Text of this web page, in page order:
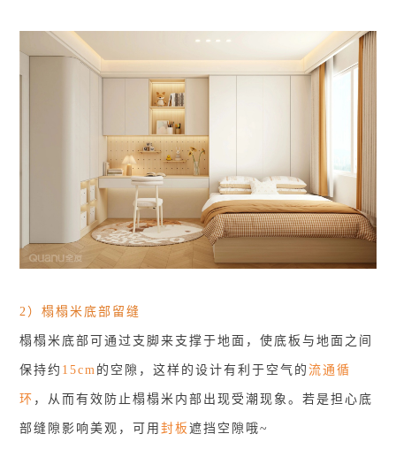
2）榻榻米底部留缝
榻榻米底部可通过支脚来支撑于地面，使底板与地面之间
保持约 15cm 的空隙，这样的设计有利于空气的流通循
环 ，从而有效防止榻榻米内部出现受潮现象。若是担心底
部缝隙影响美观，可用封板遮挡空隙哦~